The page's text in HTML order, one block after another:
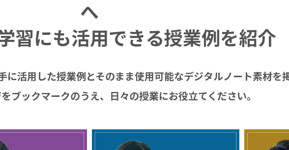
へ
習にも活用できる授業例を紹介
に活用した授業例とそのまま使用可能なデジタルノート素材を
ブックマークのうえ、日々の授業にお役立てください。